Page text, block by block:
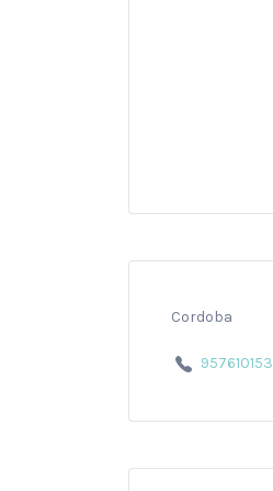
Cordoba
957610153